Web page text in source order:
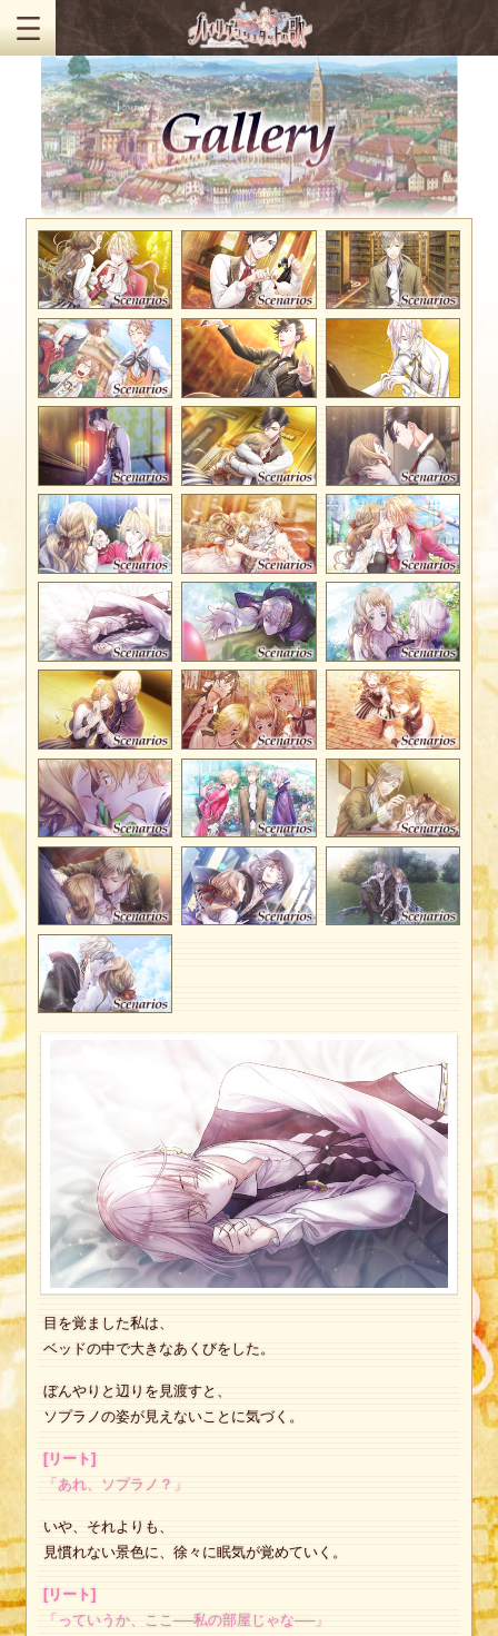
MENU
World
Character
Gallery
System
Sound
Info
Special
Gallery
目を覚ました私は、
ベッドの中で大きなあくびをした。
ぼんやりと辺りを見渡すと、
ソプラノの姿が見えないことに気づく。
[リート]
「あれ、ソプラノ？」
いや、それよりも、
見慣れない景色に、徐々に眠気が覚めていく。
[リート]
「っていうか、ここ──私の部屋じゃな──」